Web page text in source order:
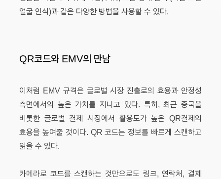
얼굴 인식)과 같은 다양한 방법을 사용할 수 있다.
QR코드와 EMV의 만남
이처럼 EMV 규격은 글로벌 시장 진출로의 효용과 안정성
측면에서의 높은 가치를 지니고 있다. 특히, 최근 중국을
비롯한 글로벌 결제 시장에서 활용도가 높은 QR결제의
효용을 높여줄 것이다. QR 코드는 정보를 빠르게 스캔하고
읽을 수 있다.
카메라로 코드를 스캔하는 것만으로도 링크, 연락처, 결제